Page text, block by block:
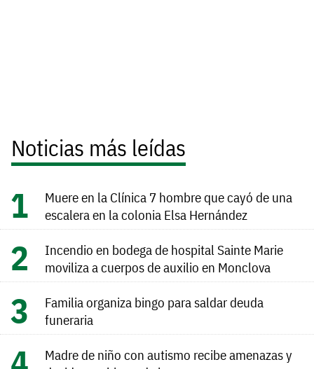
Noticias más leídas
Muere en la Clínica 7 hombre que cayó de una
escalera en la colonia Elsa Hernández
Incendio en bodega de hospital Sainte Marie
moviliza a cuerpos de auxilio en Monclova
Familia organiza bingo para saldar deuda
funeraria
Madre de niño con autismo recibe amenazas y